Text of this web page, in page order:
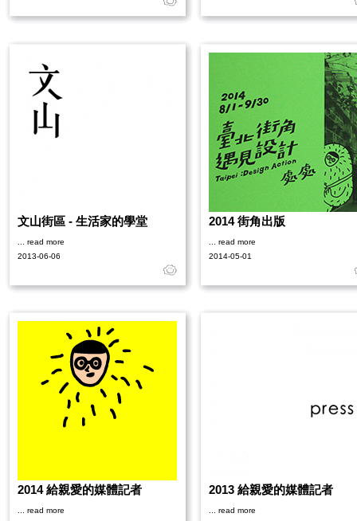
文山街區 - 生活家的學堂
... read more
2013-06-06
2014 街角出版
... read more
2014-05-01
2014 給親愛的媒體記者
... read more
2013 給親愛的媒體記者
... read more